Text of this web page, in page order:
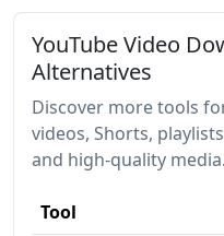
YouTube Video
Alternatives
Discover more tools
videos, Shorts,
and high-quality media.
Tool